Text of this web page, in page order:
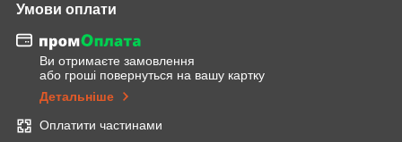
Умови оплати
Ви отримаєте замовлення
або гроші повернуться на вашу картку
Детальніше
Оплатити частинами